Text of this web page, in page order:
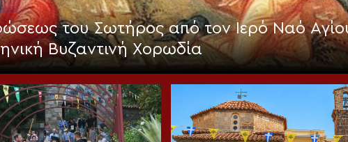
του Σωτήρος από τον Ιερό Ναό
Βυζαντινή Χορωδία